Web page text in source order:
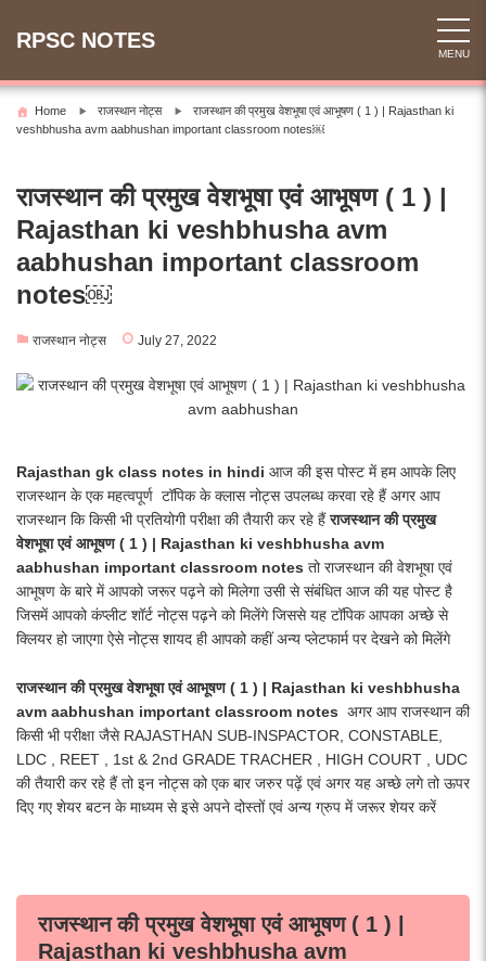
RPSC NOTES
MENU
Home राजस्थान नोट्स
राजस्थान की प्रमुख वेशभूषा एवं आभूषण ( 1 ) | Rajasthan ki
veshbhusha avm aabhushan important classroom notes￼
राजस्थान की प्रमुख वेशभूषा एवं आभूषण ( 1 ) |
Rajasthan ki veshbhusha avm
aabhushan important classroom
notes￼
राजस्थान नोट्स July 27, 2022
Rajasthan gk class notes in hindi आज की इस पोस्ट में हम आपके लिए
राजस्थान के एक महत्वपूर्ण टॉपिक के क्लास नोट्स उपलब्ध करवा रहे हैं अगर आप
राजस्थान कि किसी भी प्रतियोगी परीक्षा की तैयारी कर रहे हैंराजस्थान की प्रमुख
वेशभूषा एवं आभूषण ( 1 ) | Rajasthan ki veshbhusha avm
aabhushan important classroom notes तो राजस्थान की वेशभूषा एवं
आभूषण के बारे में आपको जरूर पढ़ने को मिलेगा उसी से संबंधित आज की यह पोस्ट है
जिसमें आपको कंप्लीट शॉर्ट नोट्स पढ़ने को मिलेंगे जिससे यह टॉपिक आपका अच्छे से
क्लियर हो जाएगा ऐसे नोट्स शायद ही आपको कहीं अन्य प्लेटफार्म पर देखने को मिलेंगे
राजस्थान की प्रमुख वेशभूषा एवं आभूषण ( 1 ) | Rajasthan ki veshbhusha
avm aabhushan important classroom notes अगर आप राजस्थान की
किसी भी परीक्षा जैसे RAJASTHAN SUB-INSPACTOR, CONSTABLE,
LDC , REET , 1st & 2nd GRADE TRACHER , HIGH COURT , UDC
की तैयारी कर रहे हैं तो इन नोट्स को एक बार जरुर पढ़ें एवं अगर यह अच्छे लगे तो ऊपर
दिए गए शेयर बटन के माध्यम से इसे अपने दोस्तों एवं अन्य ग्रुप में जरूर शेयर करें
राजस्थान की प्रमुख वेशभूषा एवं आभूषण ( 1 ) |
Rajasthan ki veshbhusha avm